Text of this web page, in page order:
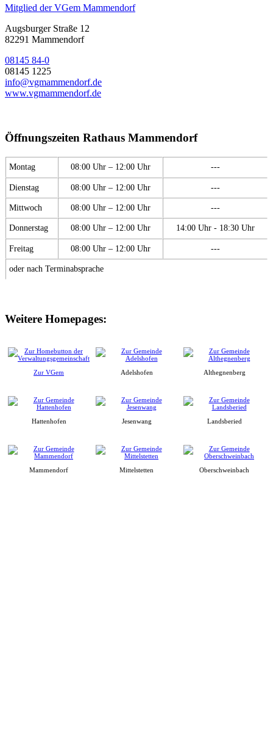
Mitglied der VGem Mammendorf
Augsburger Straße 12
82291 Mammendorf
08145 84-0
08145 1225
info@vgmammendorf.de
www.vgmammendorf.de
Öffnungszeiten Rathaus Mammendorf
Montag 08:00 Uhr – 12:00 Uhr ---
Dienstag 08:00 Uhr – 12:00 Uhr ---
Mittwoch 08:00 Uhr – 12:00 Uhr ---
Donnerstag 08:00 Uhr – 12:00 Uhr 14:00 Uhr - 18:30 Uhr
Freitag 08:00 Uhr – 12:00 Uhr ---
oder nach Terminabsprache
Weitere Homepages:
Zur VGem Adelshofen Althegnenberg
Hattenhofen Jesenwang Landsberied
Mammendorf Mittelstetten Oberschweinbach